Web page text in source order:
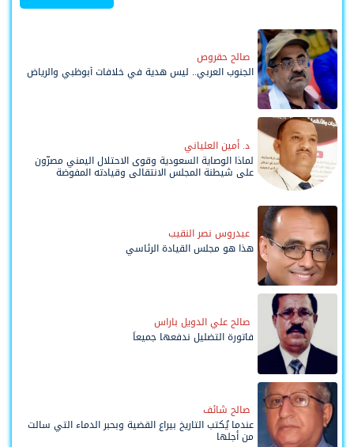
صالح حقروص
الجنوب العربي.. ليس هدية في خلافات أبوظبي والرياض
د. أمين العلياني
لماذا الوصاية السعودية وقوى الاحتلال اليمني مصرّون
على شيطنة المجلس الانتقالي وقيادته المفوضة
عيدروس نصر النقيب
هذا هو مجلس القيادة الرئاسي
صالح علي الدويل باراس
فاتورة التضليل ندفعها جميعاً
صالح شائف
عندما يُكتب التاريخ بيراع القضية وبحبر الدماء التي سالت
من أجلها